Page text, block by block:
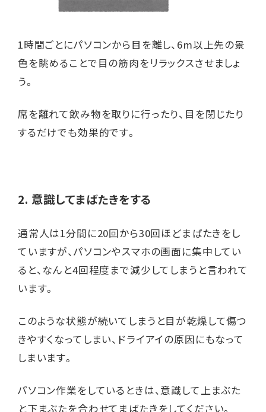
1時間ごとにパソコンから目を離し、6m以上先の景
色を眺めることで目の筋肉をリラックスさせましょ
う。
席を離れて飲み物を取りに行ったり、目を閉じたり
するだけでも効果的です。
2. 意識してまばたきをする
通常人は1分間に20回から30回ほどまばたきをし
ていますが、パソコンやスマホの画面に集中してい
ると、なんと4回程度まで減少してしまうと言われて
います。
このような状態が続いてしまうと目が乾燥して傷つ
きやすくなってしまい、ドライアイの原因にもなって
しまいます。
パソコン作業をしているときは、意識して上まぶた
と下まぶたを合わせてまばたきをしてください。